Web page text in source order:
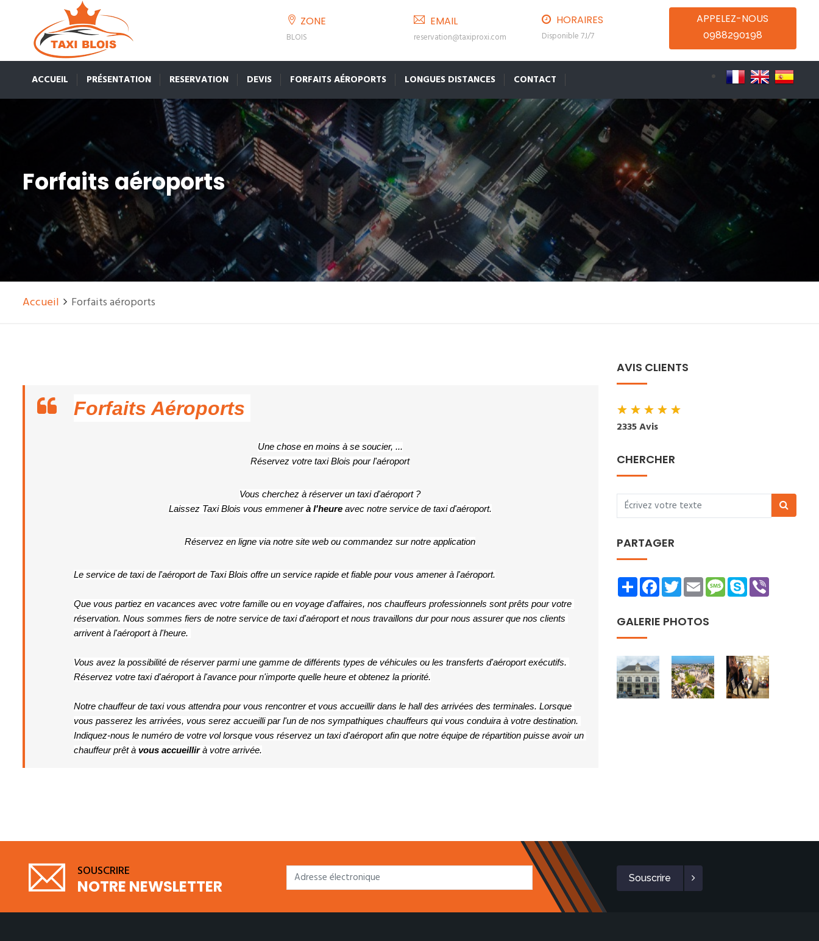
ZONE
BLOIS
EMAIL
reservation@taxiproxi.com
HORAIRES
Disponible 7J/7
APPELEZ-NOUS
0988290198
ACCUEIL PRÉSENTATION RESERVATION DEVIS FORFAITS AÉROPORTS LONGUES DISTANCES CONTACT
Forfaits aéroports
Accueil Forfaits aéroports
Forfaits Aéroports
Une chose en moins à se soucier, ...
Réservez votre taxi Blois pour l'aéroport
Vous cherchez à réserver un taxi d'aéroport ?
Laissez Taxi Blois vous emmener à l'heure avec notre service de taxi d'aéroport.
Réservez en ligne via notre site web ou commandez sur notre application
Le service de taxi de l'aéroport de Taxi Blois offre un service rapide et fiable pour vous amener à l'aéroport.
Que vous partiez en vacances avec votre famille ou en voyage d'affaires, nos chauffeurs professionnels sont prêts pour votre
réservation. Nous sommes fiers de notre service de taxi d'aéroport et nous travaillons dur pour nous assurer que nos clients
arrivent à l'aéroport à l'heure.
Vous avez la possibilité de réserver parmi une gamme de différents types de véhicules ou les transferts d'aéroport exécutifs.
Réservez votre taxi d'aéroport à l'avance pour n'importe quelle heure et obtenez la priorité.
Notre chauffeur de taxi vous attendra pour vous rencontrer et vous accueillir dans le hall des arrivées des terminales. Lorsque
vous passerez les arrivées, vous serez accueilli par l'un de nos sympathiques chauffeurs qui vous conduira à votre destination.
Indiquez-nous le numéro de votre vol lorsque vous réservez un taxi d'aéroport afin que notre équipe de répartition puisse avoir un
chauffeur prêt à vous accueillir à votre arrivée.
AVIS CLIENTS
★★★★★
2335 Avis
CHERCHER
PARTAGER
ShareFacebookTwitterEmailMessage
Skype
GALERIE PHOTOS
SOUSCRIRE
NOTRE NEWSLETTER Souscrire